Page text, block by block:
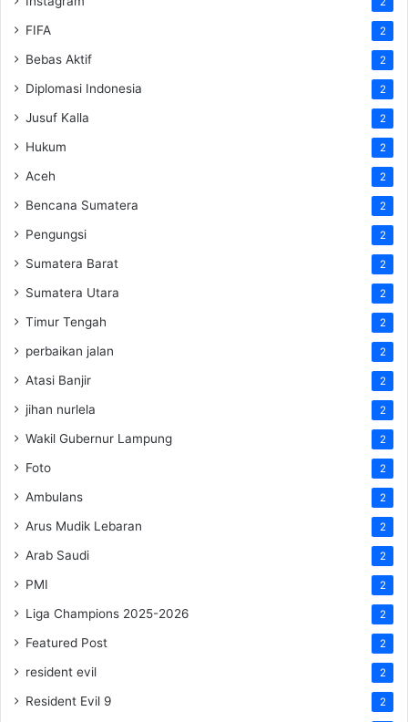
FIFA 2
Bebas Aktif 2
Diplomasi Indonesia 2
Jusuf Kalla 2
Hukum 2
Aceh 2
Bencana Sumatera 2
Pengungsi 2
Sumatera Barat 2
Sumatera Utara 2
Timur Tengah 2
perbaikan jalan 2
Atasi Banjir 2
jihan nurlela 2
Wakil Gubernur Lampung 2
Foto 2
Ambulans 2
Arus Mudik Lebaran 2
Arab Saudi 2
PMI 2
Liga Champions 2025-2026 2
Featured Post 2
resident evil 2
Resident Evil 9 2